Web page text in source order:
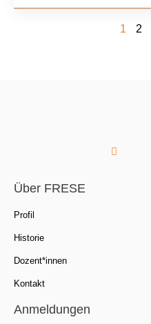
1 2
Über FRESE
Profil
Historie
Dozent*innen
Kontakt
Anmeldungen